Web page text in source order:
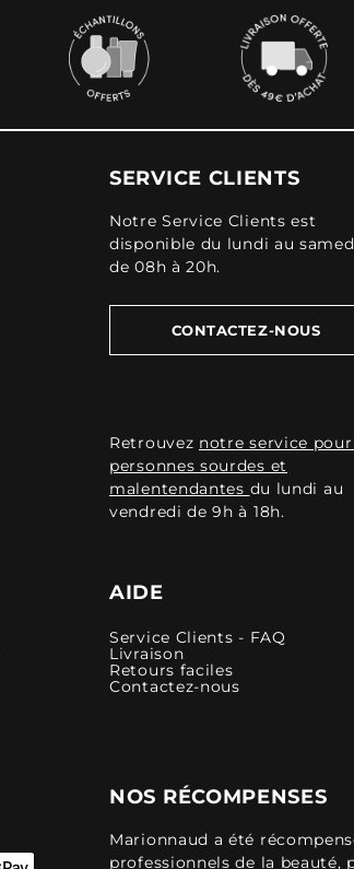
SERVICE CLIENTS
Notre Service Clients est
disponible du lundi au
de 08h à 20h.
CONTACTEZ-NOUS
Retrouvez notre service
personnes sourdes et
malentendantes du lundi au
vendredi de 9h à 18h.
AIDE
Service Clients - FAQ
Livraison
Retours faciles
Contactez-nous
NOS RÉCOMPENSES
Marionnaud a été
professionnels de la beauté,